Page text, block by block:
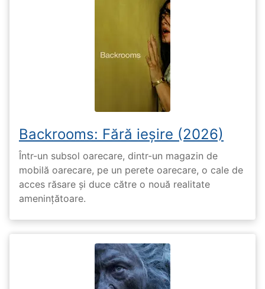
Backrooms: Fără ieșire (2026)
Într-un subsol oarecare, dintr-un magazin de
mobilă oarecare, pe un perete oarecare, o cale de
acces răsare și duce către o nouă realitate
amenințătoare.